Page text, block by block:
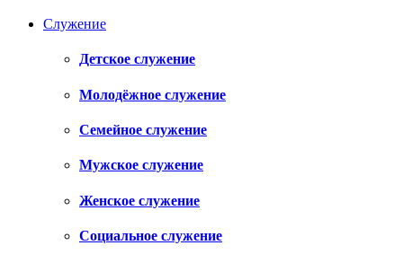
Служение
Детское служение
Молодёжное служение
Семейное служение
Мужское служение
Женское служение
Социальное служение